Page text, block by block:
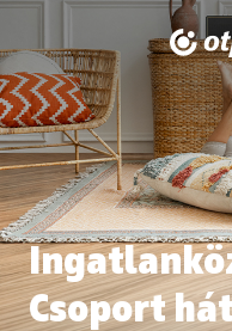
Csoport